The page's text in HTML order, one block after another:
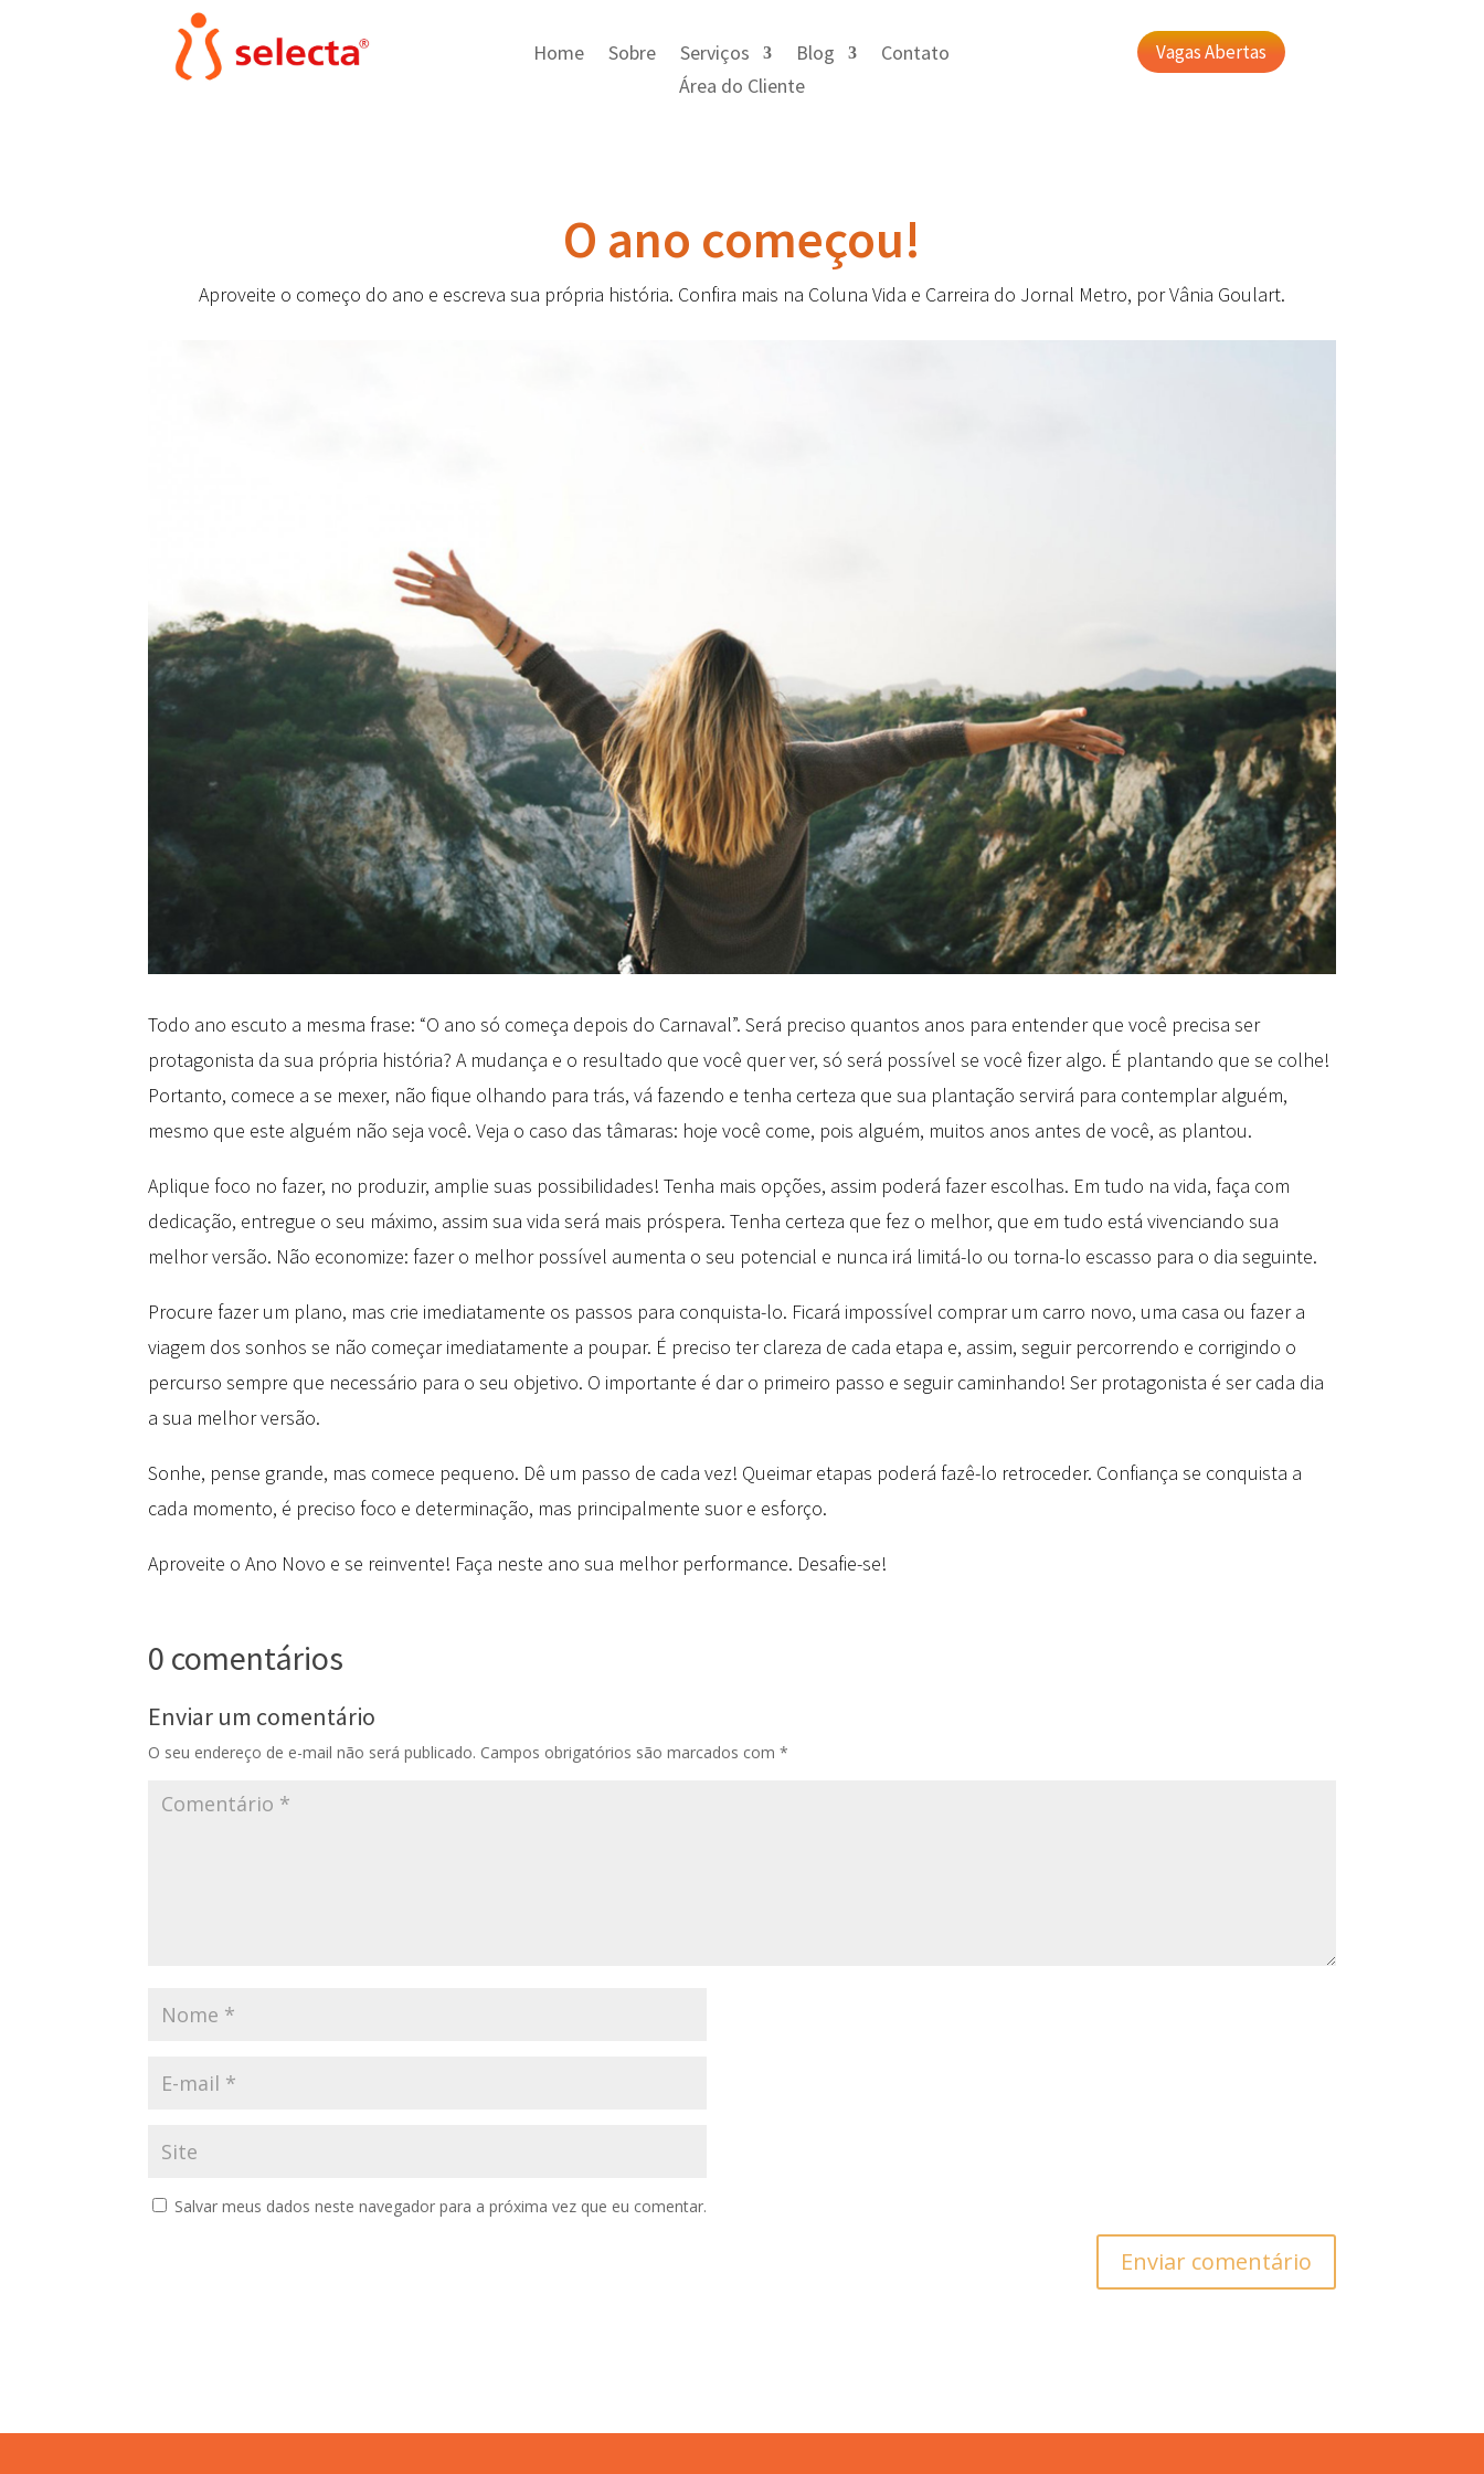
Home Sobre Serviços Blog
Contato
Área do Cliente
Vagas Abertas
O ano começou!
Aproveite o começo do ano e escreva sua própria história. Confira mais na Coluna Vida e Carreira do Jornal Metro, por Vânia Goulart.
Todo ano escuto a mesma frase: “O ano só começa depois do Carnaval”. Será preciso quantos anos para entender que você precisa ser
protagonista da sua própria história? A mudança e o resultado que você quer ver, só será possível se você fizer algo. É plantando que se colhe!
Portanto, comece a se mexer, não fique olhando para trás, vá fazendo e tenha certeza que sua plantação servirá para contemplar alguém,
mesmo que este alguém não seja você. Veja o caso das tâmaras: hoje você come, pois alguém, muitos anos antes de você, as plantou.
Aplique foco no fazer, no produzir, amplie suas possibilidades! Tenha mais opções, assim poderá fazer escolhas. Em tudo na vida, faça com
dedicação, entregue o seu máximo, assim sua vida será mais próspera. Tenha certeza que fez o melhor, que em tudo está vivenciando sua
melhor versão. Não economize: fazer o melhor possível aumenta o seu potencial e nunca irá limitá-lo ou torna-lo escasso para o dia seguinte.
Procure fazer um plano, mas crie imediatamente os passos para conquista-lo. Ficará impossível comprar um carro novo, uma casa ou fazer a
viagem dos sonhos se não começar imediatamente a poupar. É preciso ter clareza de cada etapa e, assim, seguir percorrendo e corrigindo o
percurso sempre que necessário para o seu objetivo. O importante é dar o primeiro passo e seguir caminhando! Ser protagonista é ser cada dia
a sua melhor versão.
Sonhe, pense grande, mas comece pequeno. Dê um passo de cada vez! Queimar etapas poderá fazê-lo retroceder. Confiança se conquista a
cada momento, é preciso foco e determinação, mas principalmente suor e esforço.
Aproveite o Ano Novo e se reinvente! Faça neste ano sua melhor performance. Desafie-se!
0 comentários
Enviar um comentário
O seu endereço de e-mail não será publicado. Campos obrigatórios são marcados com*
Salvar meus dados neste navegador para a próxima vez que eu comentar.
Enviar comentário